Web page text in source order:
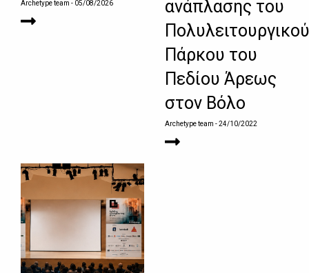
Archetype team - 05/08/2026
ανάπλασης του
Πολυλειτουργικού
Πάρκου του
Πεδίου Άρεως
στον Βόλο
Archetype team - 24/10/2022